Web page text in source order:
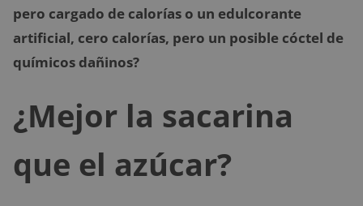
pero cargado de calorías o un edulcorante
artificial, cero calorías, pero un posible cóctel de
químicos dañinos?
¿Mejor la sacarina
que el azúcar?